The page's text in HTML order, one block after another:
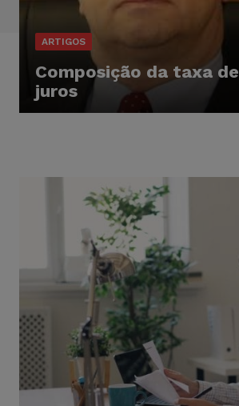
ARTIGOS
Composição da taxa de
juros